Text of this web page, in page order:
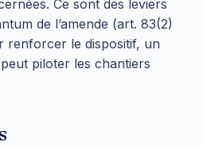
Ce sont des leviers
de l’amende (art. 83(2)
renforcer le dispositif, un
peut piloter les chantiers